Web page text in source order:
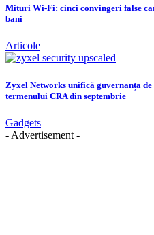
Mituri Wi-Fi: cinci convingeri false
bani
Articole
Zyxel Networks unifică guvernanța
termenului CRA din septembrie
Gadgets
- Advertisement -